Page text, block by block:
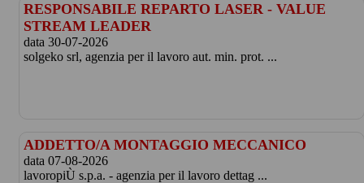
RESPONSABILE REPARTO LASER - VALUE
STREAM LEADER
data 30-07-2026
solgeko srl, agenzia per il lavoro aut. min. prot. ...
ADDETTO/A MONTAGGIO MECCANICO
data 07-08-2026
lavoropiÙ s.p.a. - agenzia per il lavoro dettag ...